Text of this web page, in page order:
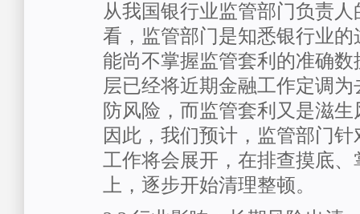
从我国银行业监管部门负责
看，监管部门是知悉银行业
能尚不掌握监管套利的准确
层已经将近期金融工作定调
防风险，而监管套利又是滋
因此，我们预计，监管部门
工作将会展开，在排查摸底
上，逐步开始清理整顿。